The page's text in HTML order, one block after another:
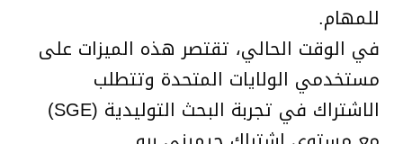
للمهام.
في الوقت الحالي، تقتصر هذه الميزات على
مستخدمي الولايات المتحدة وتتطلب
الاشتراك في تجربة البحث التوليدية (SGE)